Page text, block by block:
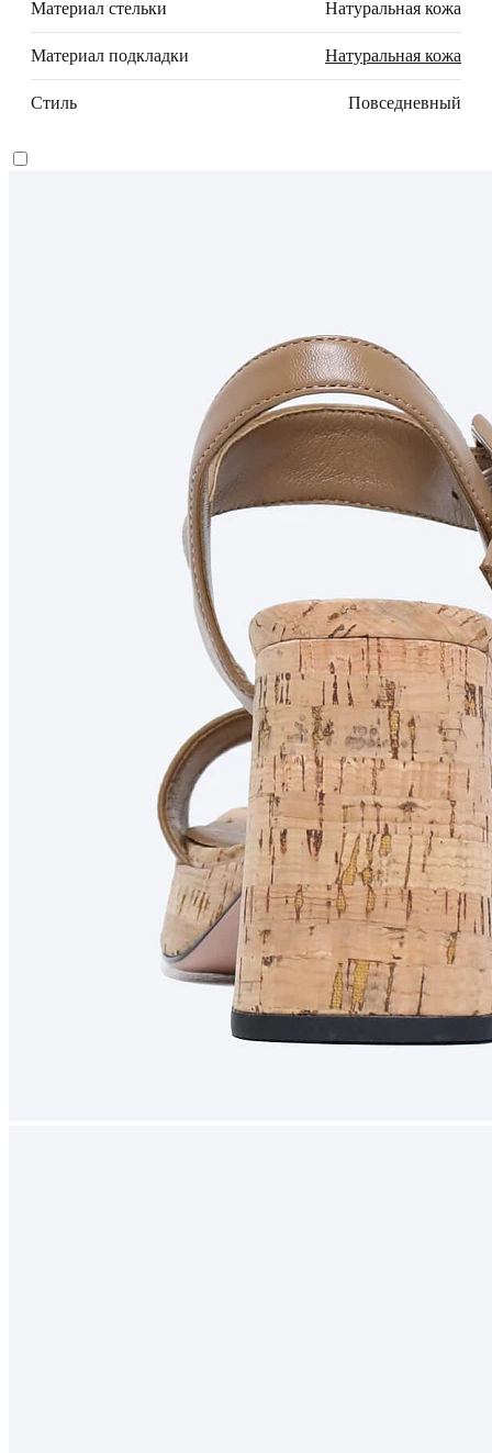
Материал стельки Натуральная кожа
Материал подкладки Натуральная кожа
Стиль Повседневный